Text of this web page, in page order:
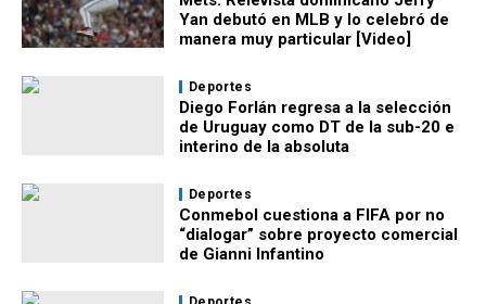
Yan debutó en MLB y lo celebró de
manera muy particular [Video]
Deportes
Diego Forlán regresa a la selección
de Uruguay como DT de la sub-20 e
interino de la absoluta
Deportes
Conmebol cuestiona a FIFA por no
“dialogar” sobre proyecto comercial
de Gianni Infantino